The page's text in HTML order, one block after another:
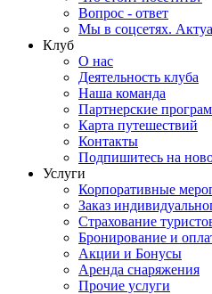
Вопрос - ответ
Мы в соцсетях.
Клуб
О нас
Деятельность клуба
Наша команда
Партнерские
Карта путешествий
Контакты
Подпишитесь на
Услуги
Корпоративные
Заказ
Страхование
Бронирование и
Акции и Бонусы
Аренда снаряжения
Прочие услуги